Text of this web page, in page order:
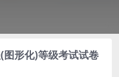
形化)等级考试试卷